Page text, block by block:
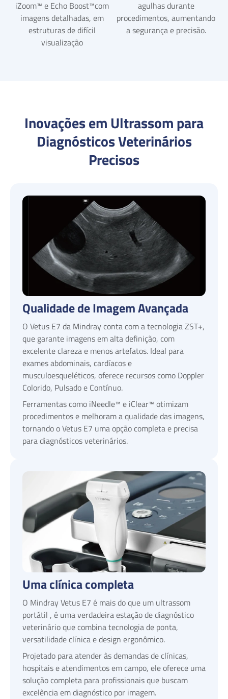
iZoom™ e Echo Boost™com
imagens detalhadas, em
estruturas de difícil
visualização
agulhas durante
procedimentos, aumentando
a segurança e precisão.
Inovações em Ultrassom para
Diagnósticos Veterinários
Precisos
Qualidade de Imagem Avançada
O Vetus E7 da Mindray conta com a tecnologia ZST+,
que garante imagens em alta definição, com
excelente clareza e menos artefatos. Ideal para
exames abdominais, cardíacos e
musculoesqueléticos, oferece recursos como Doppler
Colorido, Pulsado e Contínuo.
Ferramentas como iNeedle™ e iClear™ otimizam
procedimentos e melhoram a qualidade das imagens,
tornando o Vetus E7 uma opção completa e precisa
para diagnósticos veterinários.
Uma clínica completa
O Mindray Vetus E7 é mais do que um ultrassom
portátil , é uma verdadeira estação de diagnóstico
veterinário que combina tecnologia de ponta,
versatilidade clínica e design ergonômico.
Projetado para atender às demandas de clínicas,
hospitais e atendimentos em campo, ele oferece uma
solução completa para profissionais que buscam
excelência em diagnóstico por imagem.